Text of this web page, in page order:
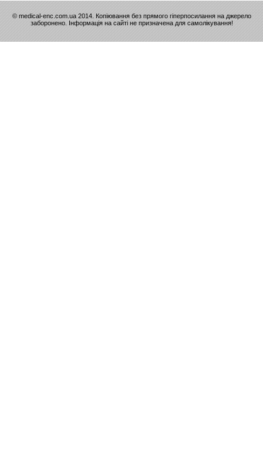
© medical-enc.com.ua 2014. Копіювання без прямого гіперпосилання на джерело
заборонено. Інформація на сайті не призначена для самолікування!